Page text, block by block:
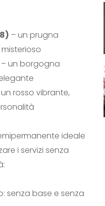
– un prugna
– un borgogna
rosso vibrante,
ideale
i servizi senza
senza base e senza